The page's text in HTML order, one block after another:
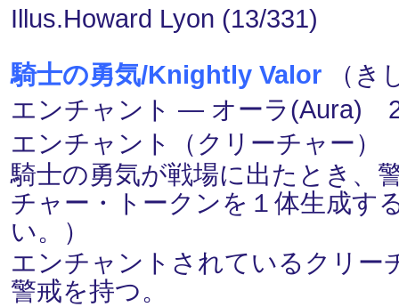
Illus.Howard Lyon (13/331)
騎士の勇気/Knightly Valor （き
エンチャント ― オーラ(Aura)
エンチャント（クリーチャー）
騎士の勇気が戦場に出たとき、
チャー・トークンを１体生成す
い。）
エンチャントされているクリー
警戒を持つ。